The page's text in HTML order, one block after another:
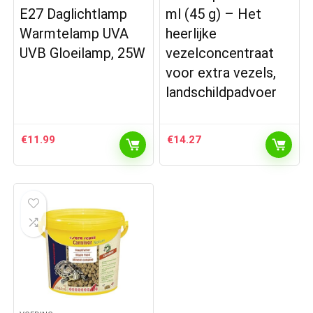
E27 Daglichtlamp
Warmtelamp UVA
UVB Gloeilamp, 25W
€11.99
ml (45 g) – Het
heerlijke
vezelconcentraat
voor extra vezels,
landschildpadvoer
€14.27